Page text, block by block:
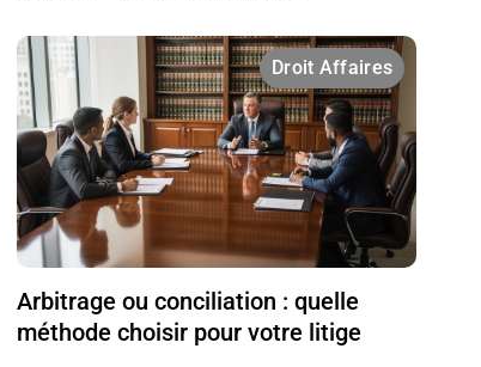
Droit Affaires
Arbitrage ou conciliation : quelle
méthode choisir pour votre litige